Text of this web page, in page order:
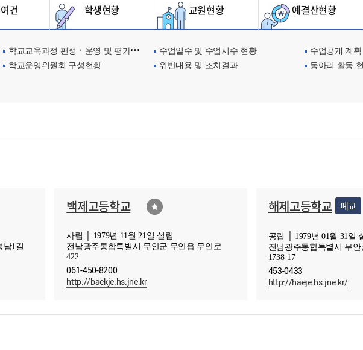
건 학생현황 교원현황 예결산현황
학교교육과정 편성ㆍ운영 및 평가에 관한 사항 수업일수 및 수업시수 현황
수업공개 계획
학교운영위원회 구성현황 위반내용 및 조치결과
동아리 활동
남1길
백제고등학교
사립 │ 1979년 11월 21일 설립
전남광주통합특별시 무안군 무안읍 무안로
422
061-450-8200
http://baekje.hs.jne.kr
해제고등학교 폐교
공립 │ 1979년 01월 31일
전남광주통합특별시 무
1738-17
453-0433
http://haeje.hs.jne.kr/